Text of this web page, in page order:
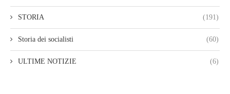
STORIA (191)
Storia dei socialisti (60)
ULTIME NOTIZIE (6)